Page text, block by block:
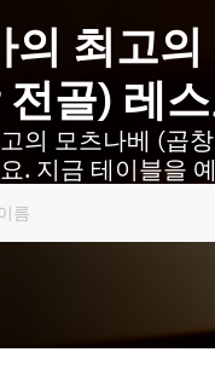
의 최고의
골) 레
의 모츠나베 (곱
. 지금 테이블을